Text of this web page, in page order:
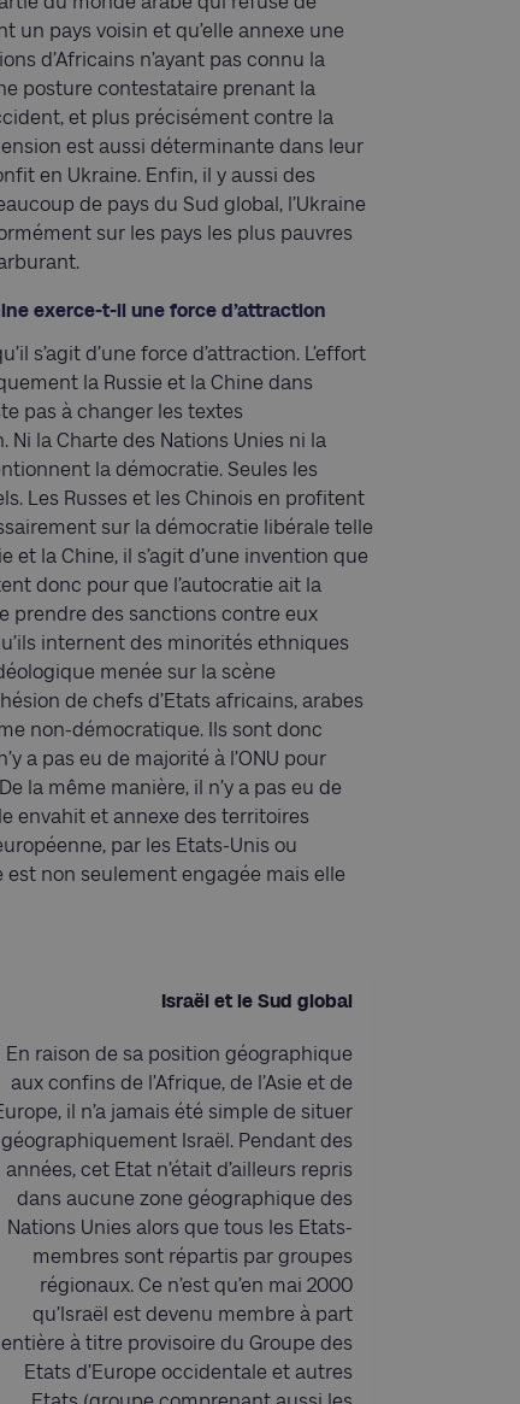
un pays voisin et qu’elle annexe une
d’Africains n’ayant pas connu la
posture contestataire prenant la
et plus précisément contre la
est aussi déterminante dans leur
en Ukraine. Enfin, il y aussi des
de pays du Sud global, l’Ukraine
sur les pays les plus pauvres
exerce-t-il une force d’attraction
s’agit d’une force d’attraction. L’effort
la Russie et la Chine dans
pas à changer les textes
la Charte des Nations Unies ni la
la démocratie. Seules les
Les Russes et les Chinois en profitent
sur la démocratie libérale telle
et la Chine, il s’agit d’une invention que
donc pour que l’autocratie ait la
prendre des sanctions contre eux
internent des minorités ethniques
menée sur la scène
de chefs d’Etats africains, arabes
non-démocratique. Ils sont donc
a pas eu de majorité à l’ONU pour
la même manière, il n’y a pas eu de
envahit et annexe des territoires
par les Etats-Unis ou
non seulement engagée mais elle
Israël et le Sud global
En raison de sa position géographique
aux confins de l’Afrique, de l’Asie et de
il n’a jamais été simple de situer
géographiquement Israël. Pendant des
années, cet Etat n’était d’ailleurs repris
dans aucune zone géographique des
Nations Unies alors que tous les Etats-
membres sont répartis par groupes
régionaux. Ce n’est qu’en mai 2000
qu’Israël est devenu membre à part
entière à titre provisoire du Groupe des
Etats d’Europe occidentale et autres